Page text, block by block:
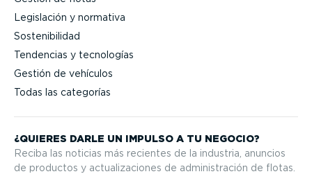
Legislación y normativa
Sostenibilidad
Tendencias y tecnologías
Gestión de vehículos
Todas las categorías
¿QUIERES DARLE UN IMPULSO A TU NEGOCIO?
Reciba las noticias más recientes de la industria, anuncios
de productos y actua­li­za­ciones de adminis­tración de flotas.